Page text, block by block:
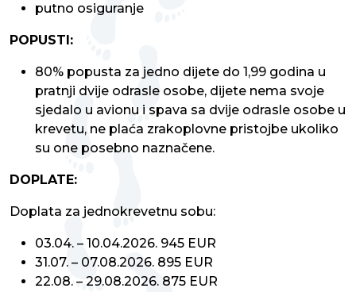
putno osiguranje
POPUSTI:
80% popusta za jedno dijete do 1,99 godina u
pratnji dvije odrasle osobe, dijete nema svoje
sjedalo u avionu i spava sa dvije odrasle osobe u
krevetu, ne plaća zrakoplovne pristojbe ukoliko
su one posebno naznačene.
DOPLATE:
Doplata za jednokrevetnu sobu:
03.04. – 10.04.2026. 945 EUR
31.07. – 07.08.2026. 895 EUR
22.08. – 29.08.2026. 875 EUR